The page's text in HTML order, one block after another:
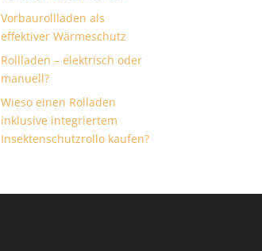
Vorbaurollläden als
effektiver Wärmeschutz
Rollladen – elektrisch oder
manuell?
Wieso einen Rolladen
inklusive integriertem
Insektenschutzrollo kaufen?